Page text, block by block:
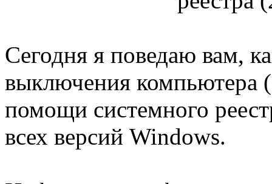
Сегодня я поведаю вам,
выключения компьютера
помощи системного
всех версий Windows.